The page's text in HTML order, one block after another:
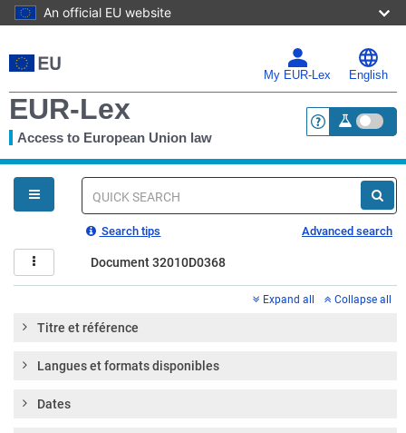
An official EU website
to
main
My EUR-Lex English
EUR-Lex
Access to European Union law <a
You
are
here
Quick
Search tips Advanced search
Document 32010D0368
Expand all Collapse all
Titre et référence
Langues et formats disponibles
Dates